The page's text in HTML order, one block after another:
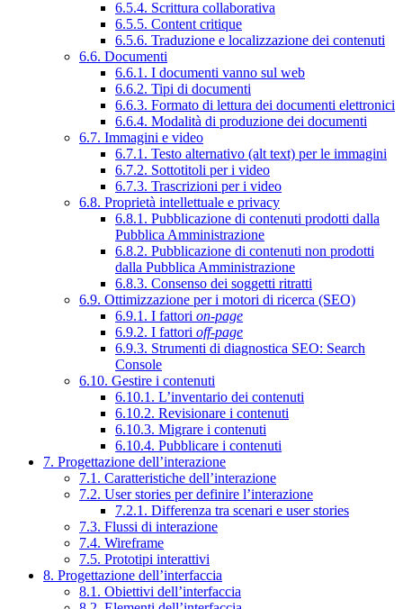
6.5.4. Scrittura collaborativa
6.5.5. Content critique
6.5.6. Traduzione e localizzazione dei contenuti
6.6. Documenti
6.6.1. I documenti vanno sul web
6.6.2. Tipi di documenti
6.6.3. Formato di lettura dei documenti elettronici
6.6.4. Modalità di produzione dei documenti
6.7. Immagini e video
6.7.1. Testo alternativo (alt text) per le immagini
6.7.2. Sottotitoli per i video
6.7.3. Trascrizioni per i video
6.8. Proprietà intellettuale e privacy
6.8.1. Pubblicazione di contenuti prodotti dalla
Pubblica Amministrazione
6.8.2. Pubblicazione di contenuti non prodotti
dalla Pubblica Amministrazione
6.8.3. Consenso dei soggetti ritratti
6.9. Ottimizzazione per i motori di ricerca (SEO)
6.9.1. I fattori on-page
6.9.2. I fattori off-page
6.9.3. Strumenti di diagnostica SEO: Search
Console
6.10. Gestire i contenuti
6.10.1. L’inventario dei contenuti
6.10.2. Revisionare i contenuti
6.10.3. Migrare i contenuti
6.10.4. Pubblicare i contenuti
7. Progettazione dell’interazione
7.1. Caratteristiche dell’interazione
7.2. User stories per definire l’interazione
7.2.1. Differenza tra scenari e user stories
7.3. Flussi di interazione
7.4. Wireframe
7.5. Prototipi interattivi
8. Progettazione dell’interfaccia
8.1. Obiettivi dell’interfaccia